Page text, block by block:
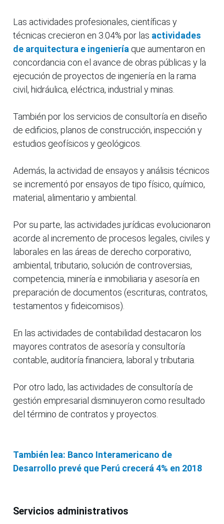
Las actividades profesionales, científicas y
técnicas crecieron en 3.04% por las actividades
de arquitectura e ingeniería que aumentaron en
concordancia con el avance de obras públicas y la
ejecución de proyectos de ingeniería en la rama
civil, hidráulica, eléctrica, industrial y minas.
También por los servicios de consultoría en diseño
de edificios, planos de construcción, inspección y
estudios geofísicos y geológicos.
Además, la actividad de ensayos y análisis técnicos
se incrementó por ensayos de tipo físico, químico,
material, alimentario y ambiental.
Por su parte, las actividades jurídicas evolucionaron
acorde al incremento de procesos legales, civiles y
laborales en las áreas de derecho corporativo,
ambiental, tributario, solución de controversias,
competencia, minería e inmobiliaria y asesoría en
preparación de documentos (escrituras, contratos,
testamentos y fideicomisos).
En las actividades de contabilidad destacaron los
mayores contratos de asesoría y consultoría
contable, auditoría financiera, laboral y tributaria.
Por otro lado, las actividades de consultoría de
gestión empresarial disminuyeron como resultado
del término de contratos y proyectos.
También lea: Banco Interamericano de
Desarrollo prevé que Perú crecerá 4% en 2018
Servicios administrativos